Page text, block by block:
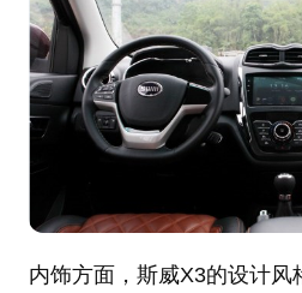
内饰方面，斯威X3的设计风